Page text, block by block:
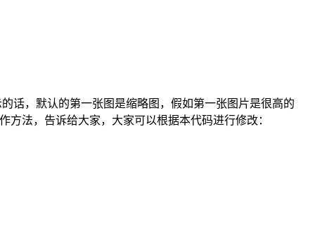
话，默认的第一张图是缩略图，假如第一张图片是很高的
方法，告诉给大家，大家可以根据本代码进行修改：